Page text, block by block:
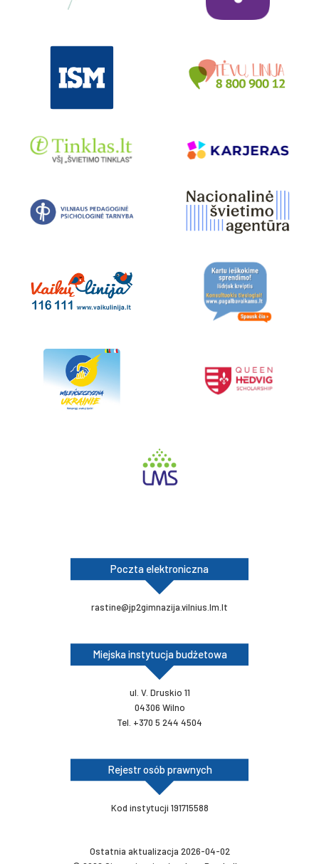
Poczta elektroniczna
rastine@jp2gimnazija.vilnius.lm.lt
Miejska instytucja budżetowa
ul. V. Druskio 11
04306 Wilno
Tel. +370 5 244 4504
Rejestr osób prawnych
Kod instytucji 191715588
Ostatnia aktualizacja 2026-04-02